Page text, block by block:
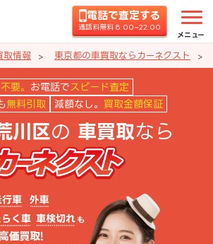
電話で査定する
通話料無料 8:00~22:00
メニュー
取情報 東京都の車買取ならカーネクスト
の車買取ならカー
要。 お電話で スピード査定
無料引取 減額なし。 買取金額保証
川区の 車買取なら